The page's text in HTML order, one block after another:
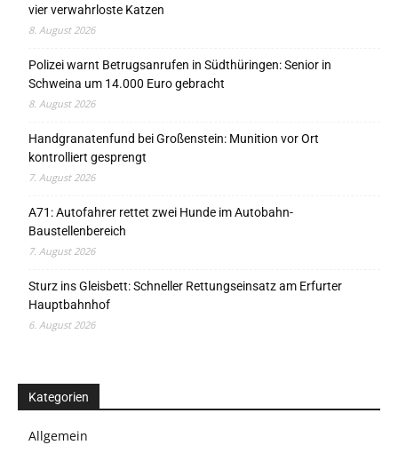
vier verwahrloste Katzen
8. August 2026
Polizei warnt Betrugsanrufen in Südthüringen: Senior in
Schweina um 14.000 Euro gebracht
8. August 2026
Handgranatenfund bei Großenstein: Munition vor Ort
kontrolliert gesprengt
7. August 2026
A71: Autofahrer rettet zwei Hunde im Autobahn-
Baustellenbereich
7. August 2026
Sturz ins Gleisbett: Schneller Rettungseinsatz am Erfurter
Hauptbahnhof
6. August 2026
Kategorien
Allgemein